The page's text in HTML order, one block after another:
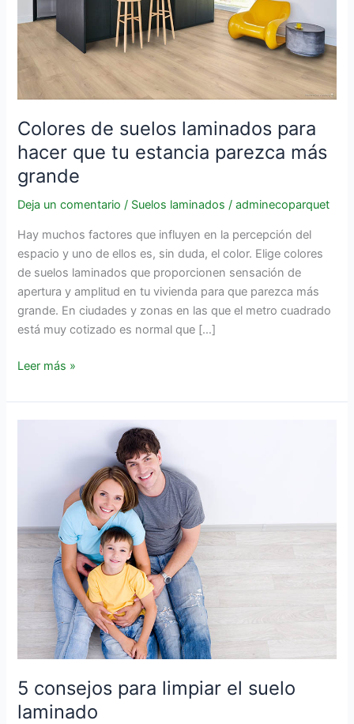
Colores de suelos laminados para
hacer que tu estancia parezca más
grande
Deja un comentario / Suelos laminados /adminecoparquet
Hay muchos factores que influyen en la percepción del
espacio y uno de ellos es, sin duda, el color. Elige colores
de suelos laminados que proporcionen sensación de
apertura y amplitud en tu vivienda para que parezca más
grande. En ciudades y zonas en las que el metro cuadrado
está muy cotizado es normal que […]
tu
estancia
parezca
grande
Leer más »
5 consejos para limpiar el suelo
laminado
suelo
laminado